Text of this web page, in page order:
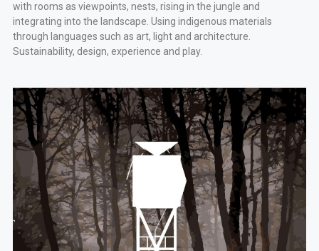
with rooms as viewpoints, nests, rising in the jungle and
integrating into the landscape. Using indigenous materials
through languages such as art, light and architecture.
Sustainability, design, experience and play.